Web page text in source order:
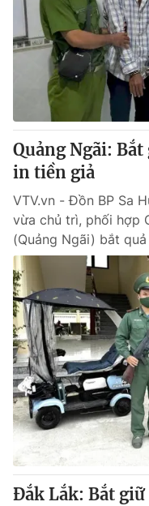
Thế giới
Tin tức
Thế giới đó đây
Câu chuyện quốc tế
Kinh tế
Tài chính
Thị trường
Góc doanh nghiệp
Dữ liệu và đời sống
Truyền hình
Phim VTV
Hậu trường
Nhân vật
Khán giả
Giải sao mai
Giải trí
Điện ảnh
Âm nhạc
Sao
Đời sống
Du lịch
Làm đẹp
Chất lượng cuộc sống
Giáo dục
Tuyển sinh
Học trực tuyến
Công nghệ
Hitech Công nghệ
Sản phẩm
Thị trường
Tư vấn
Giao lưu trực tuyến
Lịch phát sóng
Chuyên mục khác
Quảng Ngãi:
in tiền giả
VTV.vn - Đồn BP Sa
vừa chủ trì, phối hợp
(Quảng Ngãi) bắt
Đắk Lắk: Bắt